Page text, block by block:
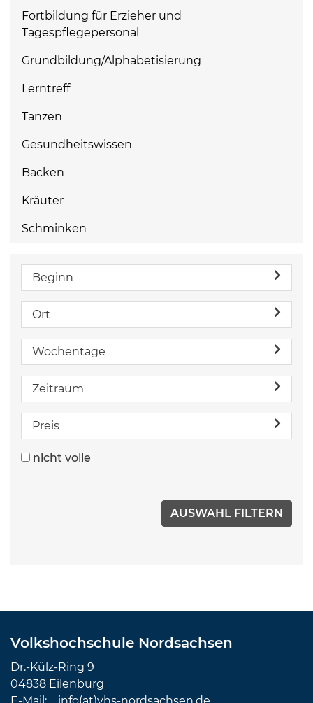
Fortbildung für Erzieher und
Tagespflegepersonal
Grundbildung/Alphabetisierung
Lerntreff
Tanzen
Gesundheitswissen
Backen
Kräuter
Schminken
Beginn
Ort
Wochentage
Zeitraum
Preis
nicht volle
Volkshochschule Nordsachsen
Dr.-Külz-Ring 9
04838 Eilenburg